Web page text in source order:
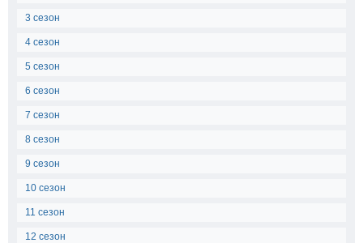
3 сезон
4 сезон
5 сезон
6 сезон
7 сезон
8 сезон
9 сезон
10 сезон
11 сезон
12 сезон